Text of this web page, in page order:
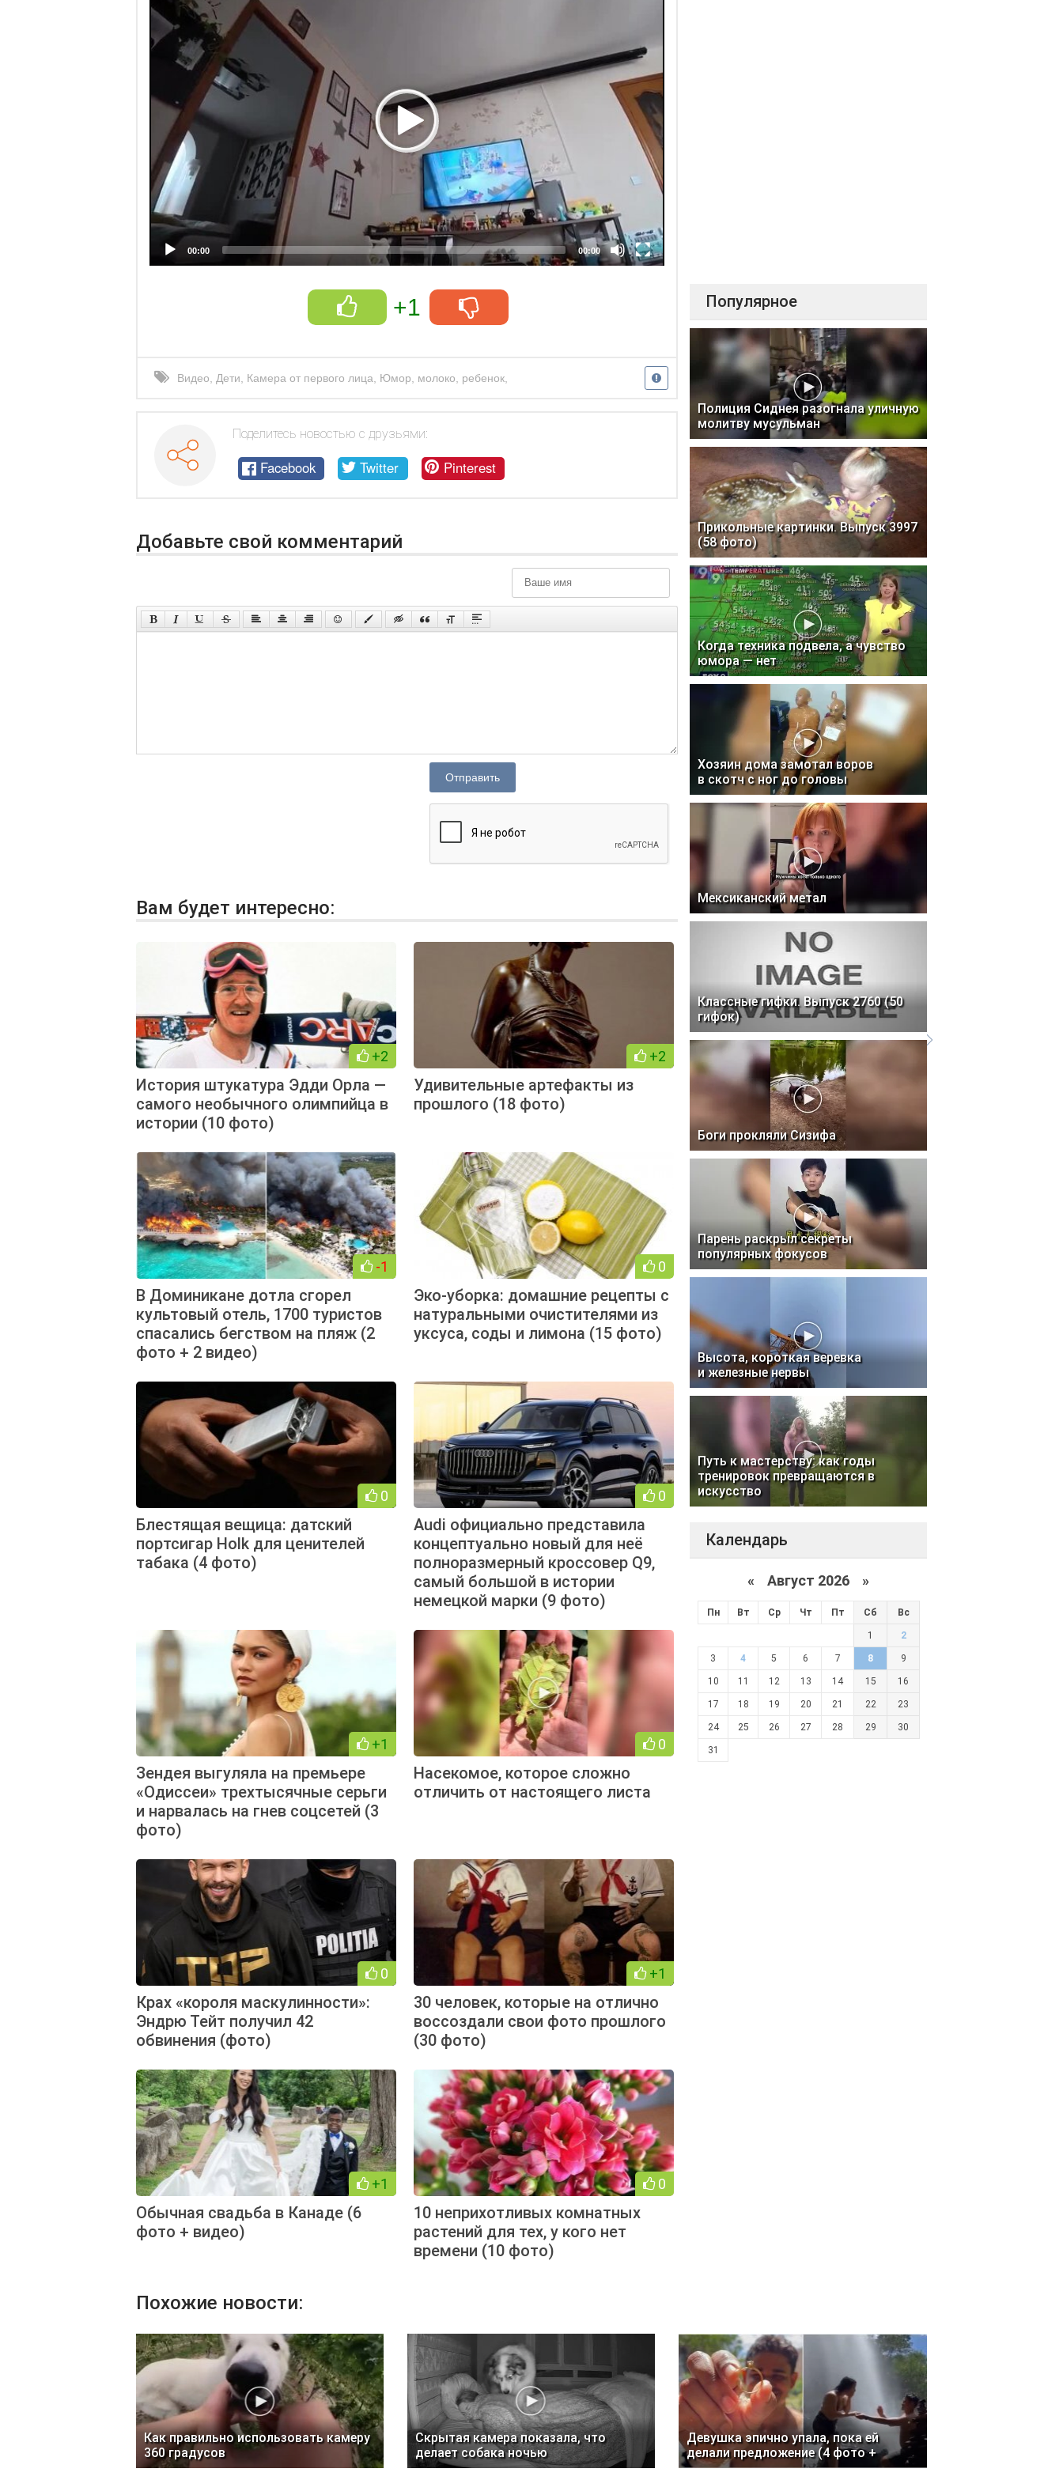
00:00 00:00
+1
Видео Дети Камера от первого лица Юмор молоко ребенок
Поделитесь новостью с друзьями:
Facebook Twitter Pinterest
Добавьте свой комментарий
Отправить
Вам будет интересно:
+2
История штукатура Эдди Орла —
самого необычного олимпийца в
истории (10 фото)
+2
Удивительные артефакты из
прошлого (18 фото)
-1
В Доминикане дотла сгорел
культовый отель, 1700 туристов
спасались бегством на пляж (2
фото + 2 видео)
0
Эко-уборка: домашние рецепты с
натуральными очистителями из
уксуса, соды и лимона (15 фото)
0
Блестящая вещица: датский
портсигар Holk для ценителей
табака (4 фото)
0
Audi официально представила
концептуально новый для неё
полноразмерный кроссовер Q9,
самый большой в истории
немецкой марки (9 фото)
+1
Зендея выгуляла на премьере
«Одиссеи» трехтысячные серьги
и нарвалась на гнев соцсетей (3
фото)
0
Насекомое, которое сложно
отличить от настоящего листа
0
Крах «короля маскулинности»:
Эндрю Тейт получил 42
обвинения (фото)
+1
30 человек, которые на отлично
воссоздали свои фото прошлого
(30 фото)
+1
Обычная свадьба в Канаде (6
фото + видео)
0
10 неприхотливых комнатных
растений для тех, у кого нет
времени (10 фото)
Популярное
Полиция Сиднея разогнала уличную
молитву мусульман
Прикольные картинки. Выпуск 3997
(58 фото)
Когда техника подвела, а чувство
юмора — нет
Хозяин дома замотал воров
в скотч с ног до головы
Мексиканский метал
Классные гифки. Выпуск 2760 (50
гифок)
Боги прокляли Сизифа
Парень раскрыл секреты
популярных фокусов
Высота, короткая веревка
и железные нервы
Путь к мастерству: как годы
тренировок превращаются в
искусство
Календарь
« Август 2026 »
Пн Вт Ср Чт Пт Сб Вс
1 2
3 4 5 6 7 8 9
10 11 12 13 14 15 16
17 18 19 20 21 22 23
24 25 26 27 28 29 30
31
Похожие новости:
Как правильно использовать камеру
360 градусов
Скрытая камера показала, что
делает собака ночью
Девушка эпично упала, пока ей
делали предложение (4 фото +